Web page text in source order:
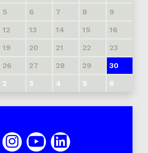
5 6 7 8
9
12 13 14 15
16
19 20 21 22
23
26 27 28 29
30
2 3 4 5 6